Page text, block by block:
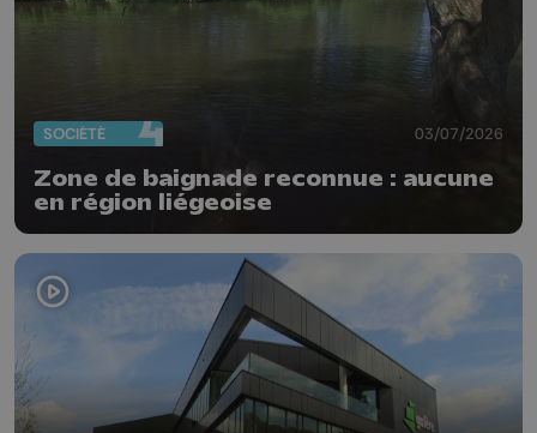
SOCIÉTÉ 03/07/2026
Zone de baignade reconnue : aucune
en région liégeoise